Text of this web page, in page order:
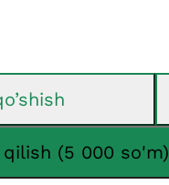
(5 000 so'm)